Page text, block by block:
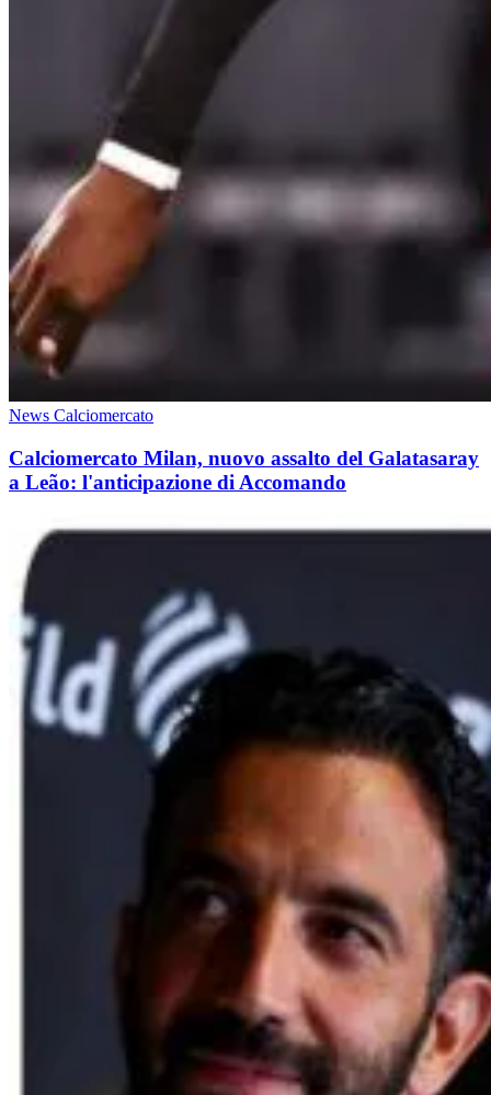
News Calciomercato
Calciomercato Milan, nuovo assalto del Galatasaray
a Leão: l'anticipazione di Accomando